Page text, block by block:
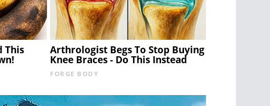
This Arthrologist Begs To Stop Buying
Knee Braces - Do This Instead
FORGE BODY